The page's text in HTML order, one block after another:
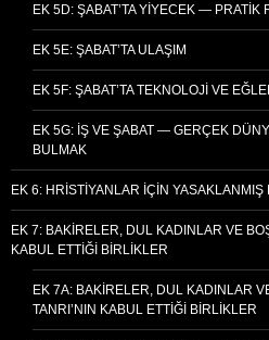
EK 5D: ŞABAT’TA YIYECEK — PRATIK
EK 5E: ŞABAT’TA ULAŞIM
EK 5F: ŞABAT’TA TEKNOLOJI VE
EK 5G: İŞ VE ŞABAT — GERÇEK
BULMAK
EK 6: HRISTIYANLAR İÇIN YASAKLANMIŞ
EK 7: BAKIRELER, DUL KADINLAR VE
KABUL ETTIĞI BIRLIKLER
EK 7A: BAKIRELER, DUL KADINLAR
TANRI’NIN KABUL ETTIĞI BIRLIKLER